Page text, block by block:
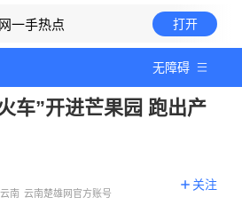
一手热点 打开
无障碍
车”开进芒果园 跑出产
云南 云南楚雄网官方账号
关注